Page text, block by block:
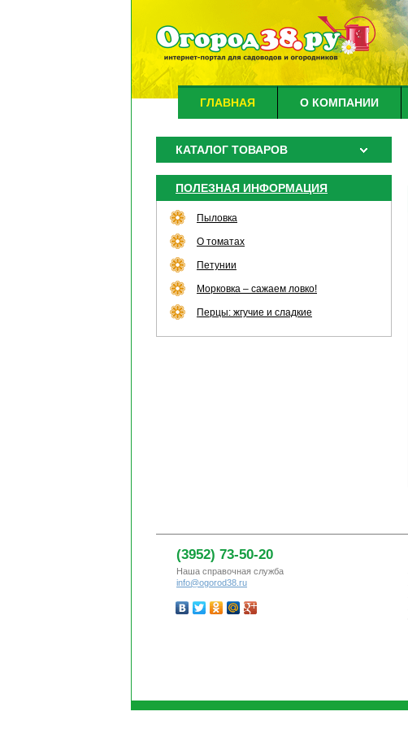
ГЛАВНАЯ О КОМПАНИИ
КАТАЛОГ ТОВАРОВ
ПОЛЕЗНАЯ ИНФОРМАЦИЯ
Пыловка
О томатах
Петунии
Морковка – сажаем ловко!
Перцы: жгучие и сладкие
(3952) 73-50-20
Наша справочная служба
info@ogorod38.ru